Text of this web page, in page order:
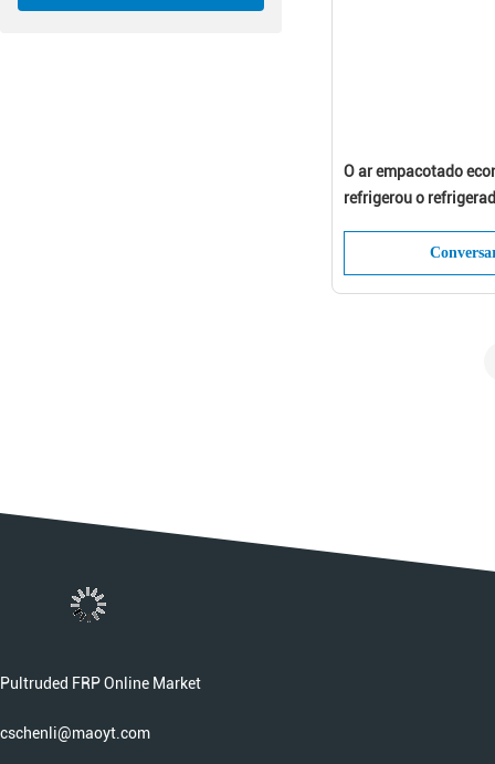
O ar empacotado
refrigerou o
Pultruded FRP Online Market
cschenli@maoyt.com